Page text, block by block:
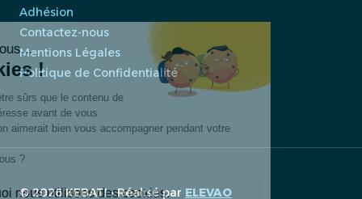
Adhésion
Contactez-nous
Mentions Légales
Politique de Confidentialité
© 2026 KEBATI • Réalisé par ELEVAO